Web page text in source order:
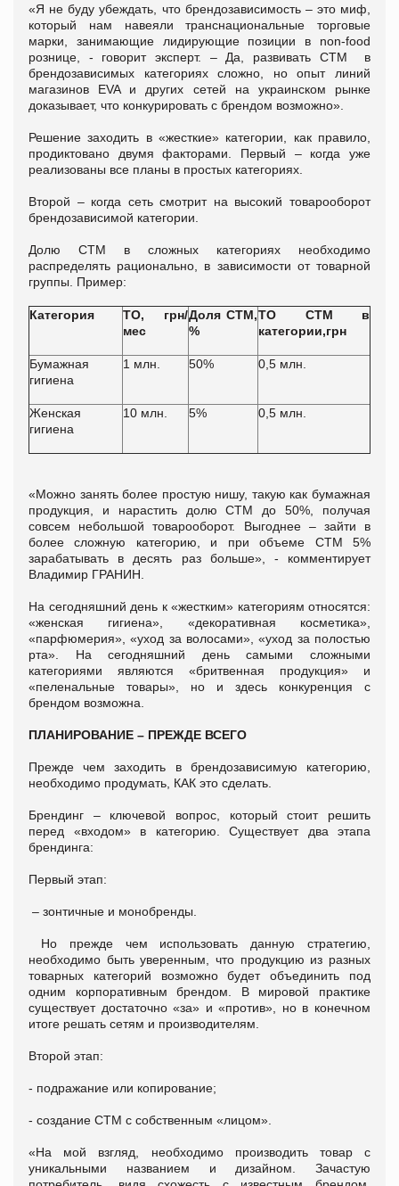
«Я не буду убеждать, что брендозависимость – это миф,
который нам навеяли транснациональные торговые
марки, занимающие лидирующие позиции в non-food
рознице, - говорит эксперт. – Да, развивать СТМ в
брендозависимых категориях сложно, но опыт линий
магазинов EVA и других сетей на украинском рынке
доказывает, что конкурировать с брендом возможно».
Решение заходить в «жесткие» категории, как правило,
продиктовано двумя факторами. Первый – когда уже
реализованы все планы в простых категориях.
Второй – когда сеть смотрит на высокий товарооборот
брендозависимой категории.
Долю СТМ в сложных категориях необходимо
распределять рационально, в зависимости от товарной
группы. Пример:
Категория
ТО, грн/
мес
Доля СТМ,
%
ТО СТМ в
категории,грн
Бумажная
гигиена
1 млн. 50% 0,5 млн.
Женская
гигиена
10 млн. 5% 0,5 млн.
«Можно занять более простую нишу, такую как бумажная
продукция, и нарастить долю СТМ до 50%, получая
совсем небольшой товарооборот. Выгоднее – зайти в
более сложную категорию, и при объеме СТМ 5%
зарабатывать в десять раз больше», - комментирует
Владимир ГРАНИН.
На сегодняшний день к «жестким» категориям относятся:
«женская гигиена», «декоративная косметика»,
«парфюмерия», «уход за волосами», «уход за полостью
рта». На сегодняшний день самыми сложными
категориями являются «бритвенная продукция» и
«пеленальные товары», но и здесь конкуренция с
брендом возможна.
ПЛАНИРОВАНИЕ – ПРЕЖДЕ ВСЕГО
Прежде чем заходить в брендозависимую категорию,
необходимо продумать, КАК это сделать.
Брендинг – ключевой вопрос, который стоит решить
перед «входом» в категорию. Существует два этапа
брендинга:
Первый этап:
– зонтичные и монобренды.
Но прежде чем использовать данную стратегию,
необходимо быть уверенным, что продукцию из разных
товарных категорий возможно будет объединить под
одним корпоративным брендом. В мировой практике
существует достаточно «за» и «против», но в конечном
итоге решать сетям и производителям.
Второй этап:
- подражание или копирование;
- создание СТМ с собственным «лицом».
«На мой взгляд, необходимо производить товар с
уникальными названием и дизайном. Зачастую